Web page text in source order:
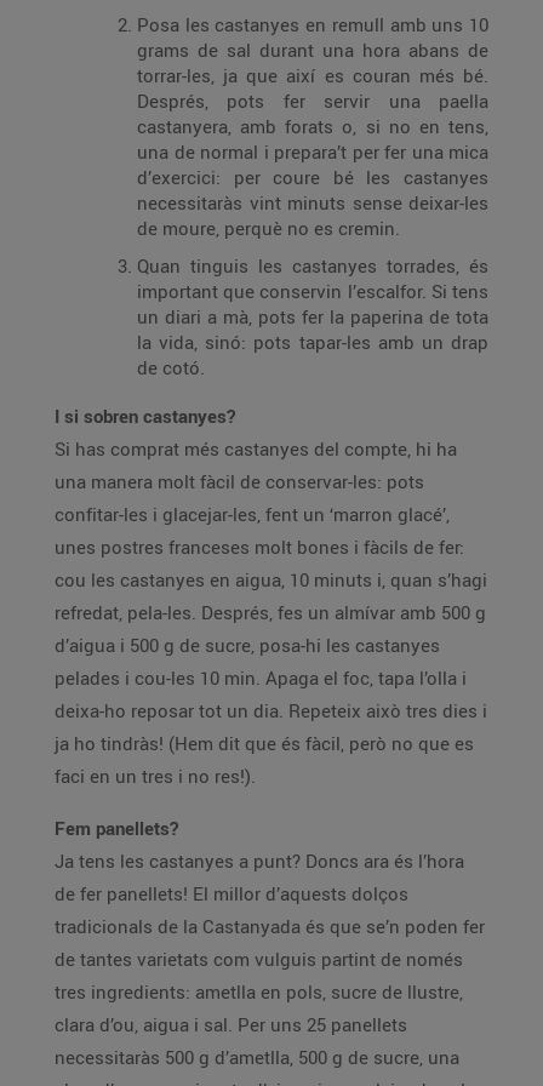
Posa les castanyes en remull amb uns 10
grams de sal durant una hora abans de
torrar-les, ja que així es couran més bé.
Després, pots fer servir una paella
castanyera, amb forats o, si no en tens,
una de normal i prepara’t per fer una mica
d’exercici: per coure bé les castanyes
necessitaràs vint minuts sense deixar-les
de moure, perquè no es cremin.
Quan tinguis les castanyes torrades, és
important que conservin l’escalfor. Si tens
un diari a mà, pots fer la paperina de tota
la vida, sinó: pots tapar-les amb un drap
de cotó.
I si sobren castanyes?
Si has comprat més castanyes del compte, hi ha
una manera molt fàcil de conservar-les: pots
confitar-les i glacejar-les, fent un ‘marron glacé’,
unes postres franceses molt bones i fàcils de fer:
cou les castanyes en aigua, 10 minuts i, quan s’hagi
refredat, pela-les. Després, fes un almívar amb 500 g
d’aigua i 500 g de sucre, posa-hi les castanyes
pelades i cou-les 10 min. Apaga el foc, tapa l’olla i
deixa-ho reposar tot un dia. Repeteix això tres dies i
ja ho tindràs! (Hem dit que és fàcil, però no que es
faci en un tres i no res!).
Fem panellets?
Ja tens les castanyes a punt? Doncs ara és l’hora
de fer panellets! El millor d’aquests dolços
tradicionals de la Castanyada és que se’n poden fer
de tantes varietats com vulguis partint de només
tres ingredients: ametlla en pols, sucre de llustre,
clara d’ou, aigua i sal. Per uns 25 panellets
necessitaràs 500 g d’ametlla, 500 g de sucre, una